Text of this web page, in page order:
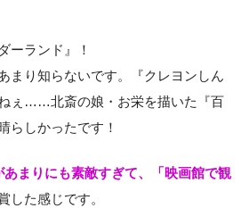
ーランド』！
まり知らないです。『クレヨンしん
ぇ……北斎の娘・お栄を描いた『百
らしかったです！
まりにも素敵すぎて、「映画館で観
した感じです。